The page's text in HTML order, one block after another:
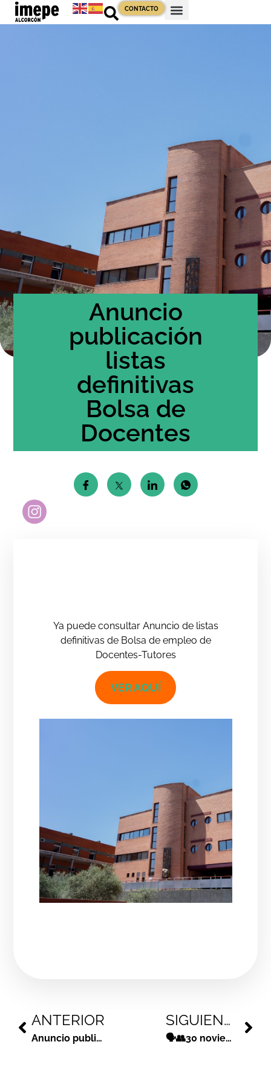
CONTACTO
Anuncio
publicación
listas
definitivas
Bolsa de
Docentes
Ya puede consultar Anuncio de listas
definitivas de Bolsa de empleo de
Docentes-Tutores
VER AQUÍ
ANTERIOR
Anuncio publicación listas selección definitiva de participantes en programa de activación profesional
SIGUIENTE
🗣️👥30 noviembre. ¿Quieres ahorrar energía y beneficiarte de las ayudas recibidas?